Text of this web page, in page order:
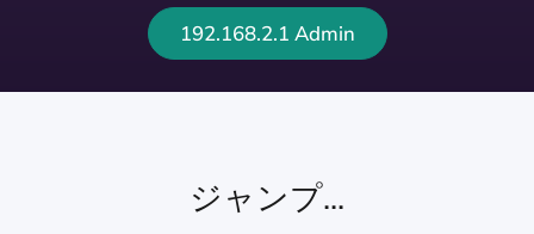
192.168.2.1 Admin
ジャンプ...